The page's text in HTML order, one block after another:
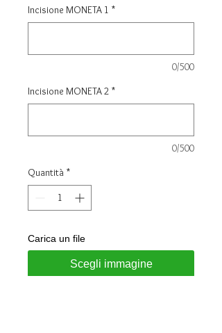
Incisione MONETA 1 *
0/500
Incisione MONETA 2 *
0/500
Quantità *
Carica un file
Scegli immagine